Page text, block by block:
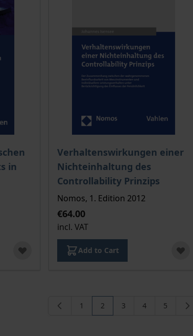
in
chosen on the product page
Verhaltenswirkungen einer
Nichteinhaltung des
Controllability Prinzips
The price depends on the options
Nomos, 1. Edition 2012
€64.00
incl. VAT
Add to Cart
Page
1 You're currently reading
2 Page
3 Page
4 Page
5